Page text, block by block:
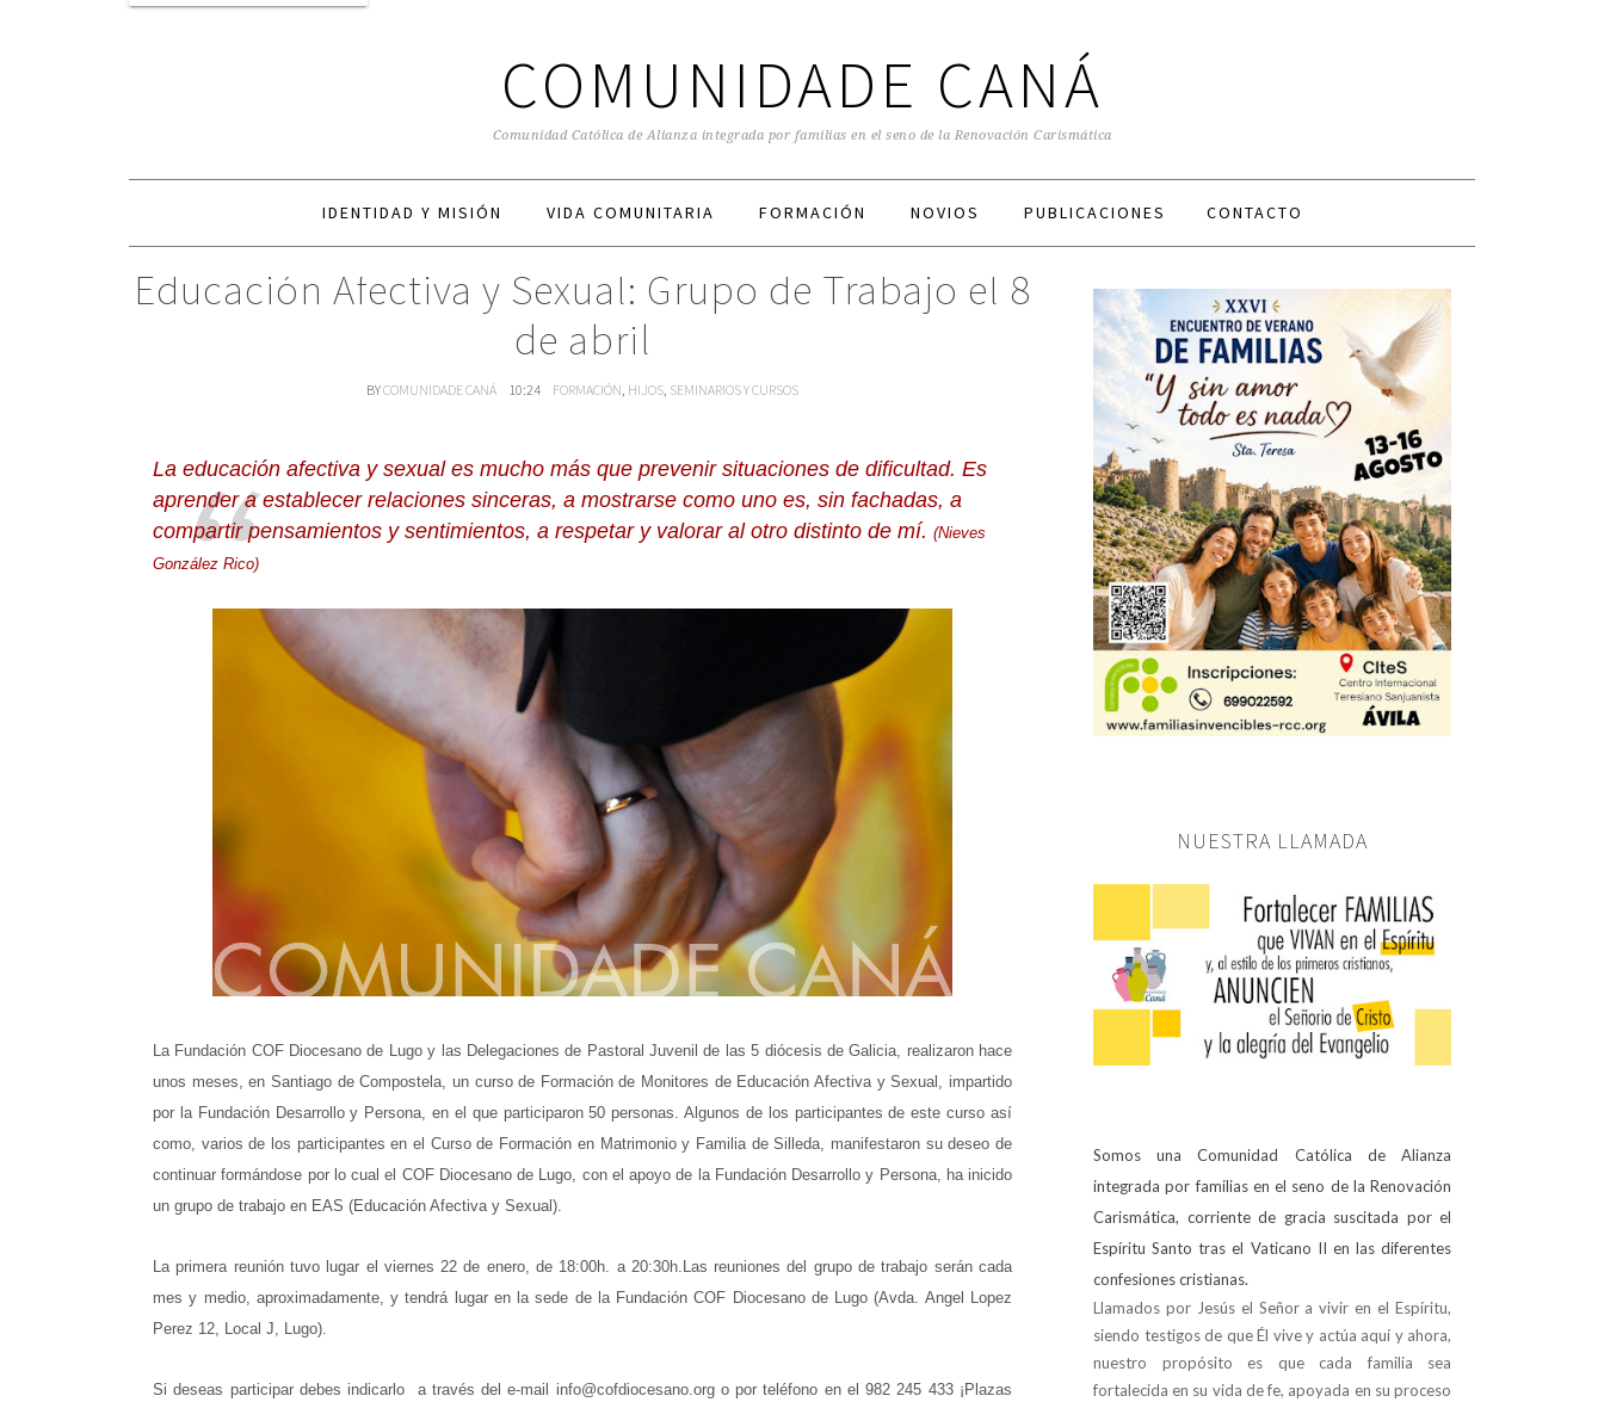
COMUNIDADE CANÁ
Comunidad Católica de Alianza integrada por familias en el seno de la Renovación Carismática
IDENTIDAD Y MISIÓN VIDA COMUNITARIA FORMACIÓN NOVIOS PUBLICACIONES CONTACTO
Educación Afectiva y Sexual: Grupo de Trabajo el 8
de abril
BYCOMUNIDADE CANÁ 10:24 FORMACIÓN, HIJOS, SEMINARIOS Y CURSOS
La educación afectiva y sexual es mucho más que prevenir situaciones de dificultad. Es
aprender a establecer relaciones sinceras, a mostrarse como uno es, sin fachadas, a
compartir pensamientos y sentimientos, a respetar y valorar al otro distinto de mí. (Nieves
González Rico)
La Fundación COF Diocesano de Lugo y las Delegaciones de Pastoral Juvenil de las 5 diócesis de Galicia, realizaron hace
unos meses, en Santiago de Compostela, un curso de Formación de Monitores de Educación Afectiva y Sexual, impartido
por la Fundación Desarrollo y Persona, en el que participaron 50 personas. Algunos de los participantes de este curso así
como, varios de los participantes en el Curso de Formación en Matrimonio y Familia de Silleda, manifestaron su deseo de
continuar formándose por lo cual el COF Diocesano de Lugo, con el apoyo de la Fundación Desarrollo y Persona, ha inicido
un grupo de trabajo en EAS (Educación Afectiva y Sexual).
La primera reunión tuvo lugar el viernes 22 de enero, de 18:00h. a 20:30h.Las reuniones del grupo de trabajo serán cada
mes y medio, aproximadamente, y tendrá lugar en la sede de la Fundación COF Diocesano de Lugo (Avda. Angel Lopez
Perez 12, Local J, Lugo).
Si deseas participar debes indicarlo a través del e-mail info@cofdiocesano.org o por teléfono en el 982 245 433 ¡Plazas
NUESTRA LLAMADA
Somos una Comunidad Católica de Alianza
integrada por familias en el seno de la Renovación
Carismática, corriente de gracia suscitada por el
Espíritu Santo tras el Vaticano II en las diferentes
confesiones cristianas.
Llamados por Jesús el Señor a vivir en el Espíritu,
siendo testigos de que Él vive y actúa aquí y ahora,
nuestro propósito es que cada familia sea
fortalecida en su vida de fe, apoyada en su proceso